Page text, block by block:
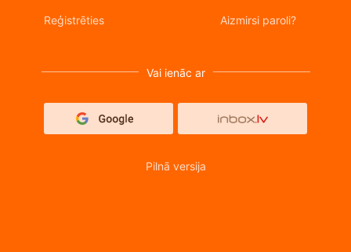
Reģistrēties Aizmirsi paroli?
Vai ienāc ar
Pilnā versija